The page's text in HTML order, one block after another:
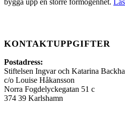
bygga upp en större förmögenhet.
KONTAKTUPPGIFTER
Postadress:
Stiftelsen Ingvar och Katarina
c/o Louise Håkansson
Norra Fogdelyckegatan 51 c
374 39 Karlshamn